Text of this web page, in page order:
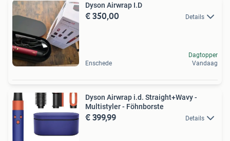
Dyson Airwrap I.D
€ 350,00 Details
Enschede
Dagtopper
Vandaag
Dyson Airwrap i.d. Straight+Wavy -
Multistyler - Föhnborste
€ 399,99 Details